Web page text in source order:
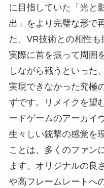
に目指していた「光と
出」をより完璧な形で
た、VR技術との相性
実際に首を振って周囲
しながら戦うといった
実現できなかった究極
ずです。リメイクを望
ードゲームのアーカイ
生々しい銃撃の感覚を
ことは、多くのファン
ます。オリジナルの良
や高フレームレートへ